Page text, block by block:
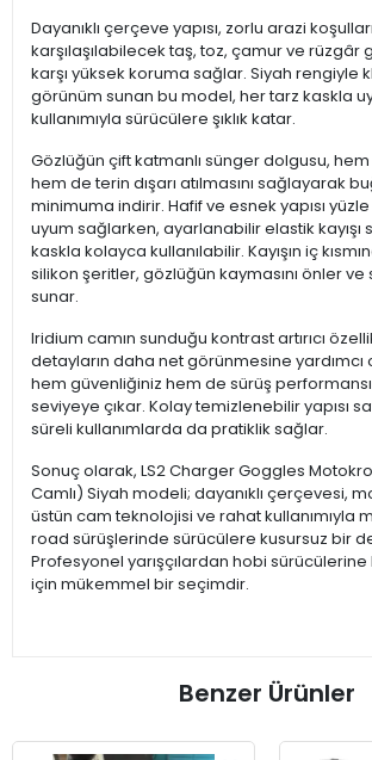
Dayanıklı çerçeve yapısı, zorlu arazi
karşılaşılabilecek taş, toz, çamur ve rüzgâr
karşı yüksek koruma sağlar. Siyah rengiyle
görünüm sunan bu model, her tarz kaskla
kullanımıyla sürücülere şıklık katar.
Gözlüğün çift katmanlı sünger dolgusu,
hem de terin dışarı atılmasını sağlayarak
minimuma indirir. Hafif ve esnek yapısı
uyum sağlarken, ayarlanabilir elastik kayışı
kaskla kolayca kullanılabilir. Kayışın iç
silikon şeritler, gözlüğün kaymasını önler ve
sunar.
Iridium camın sunduğu kontrast artırıcı
detayların daha net görünmesine yardımcı
hem güvenliğiniz hem de sürüş
seviyeye çıkar. Kolay temizlenebilir yapısı
süreli kullanımlarda da pratiklik sağlar.
Sonuç olarak, LS2 Charger Goggles
Camlı) Siyah modeli; dayanıklı çerçevesi,
üstün cam teknolojisi ve rahat kullanımıyla
road sürüşlerinde sürücülere kusursuz bir
Profesyonel yarışçılardan hobi
için mükemmel bir seçimdir.
Benzer Ürünler